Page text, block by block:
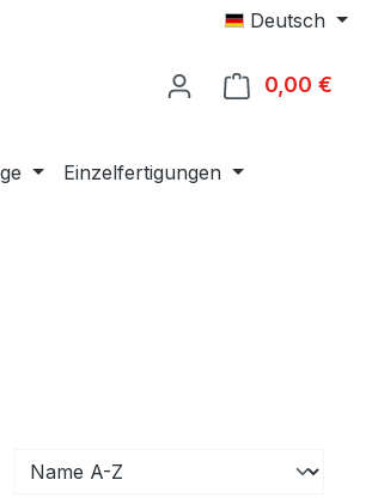
Deutsch
0,00 €
Einzelfertigungen